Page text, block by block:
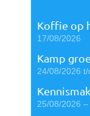
Koffie op
17/08/2026
Kamp
24/08/2026
25/08/2026